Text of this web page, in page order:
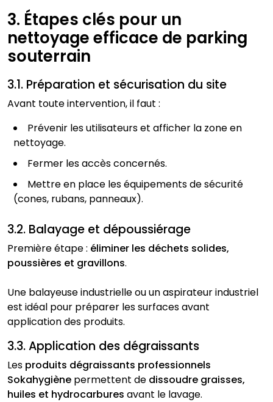
3. Étapes clés pour un
nettoyage efficace de parking
souterrain
3.1. Préparation et sécurisation du site
Avant toute intervention, il faut :
Prévenir les utilisateurs et afficher la zone en
nettoyage.
Fermer les accès concernés.
Mettre en place les équipements de sécurité
(cones, rubans, panneaux).
3.2. Balayage et dépoussiérage
Première étape : éliminer les déchets solides,
poussières et gravillons.
Une balayeuse industrielle ou un aspirateur industriel
est idéal pour préparer les surfaces avant
application des produits.
3.3. Application des dégraissants
Les produits dégraissants professionnels
Sokahygiène permettent de dissoudre graisses,
huiles et hydrocarbures avant le lavage.